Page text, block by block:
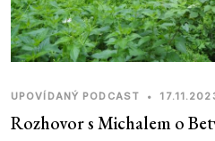
UPOVÍDANÝ PODCAST •
Rozhovor s Michalem o